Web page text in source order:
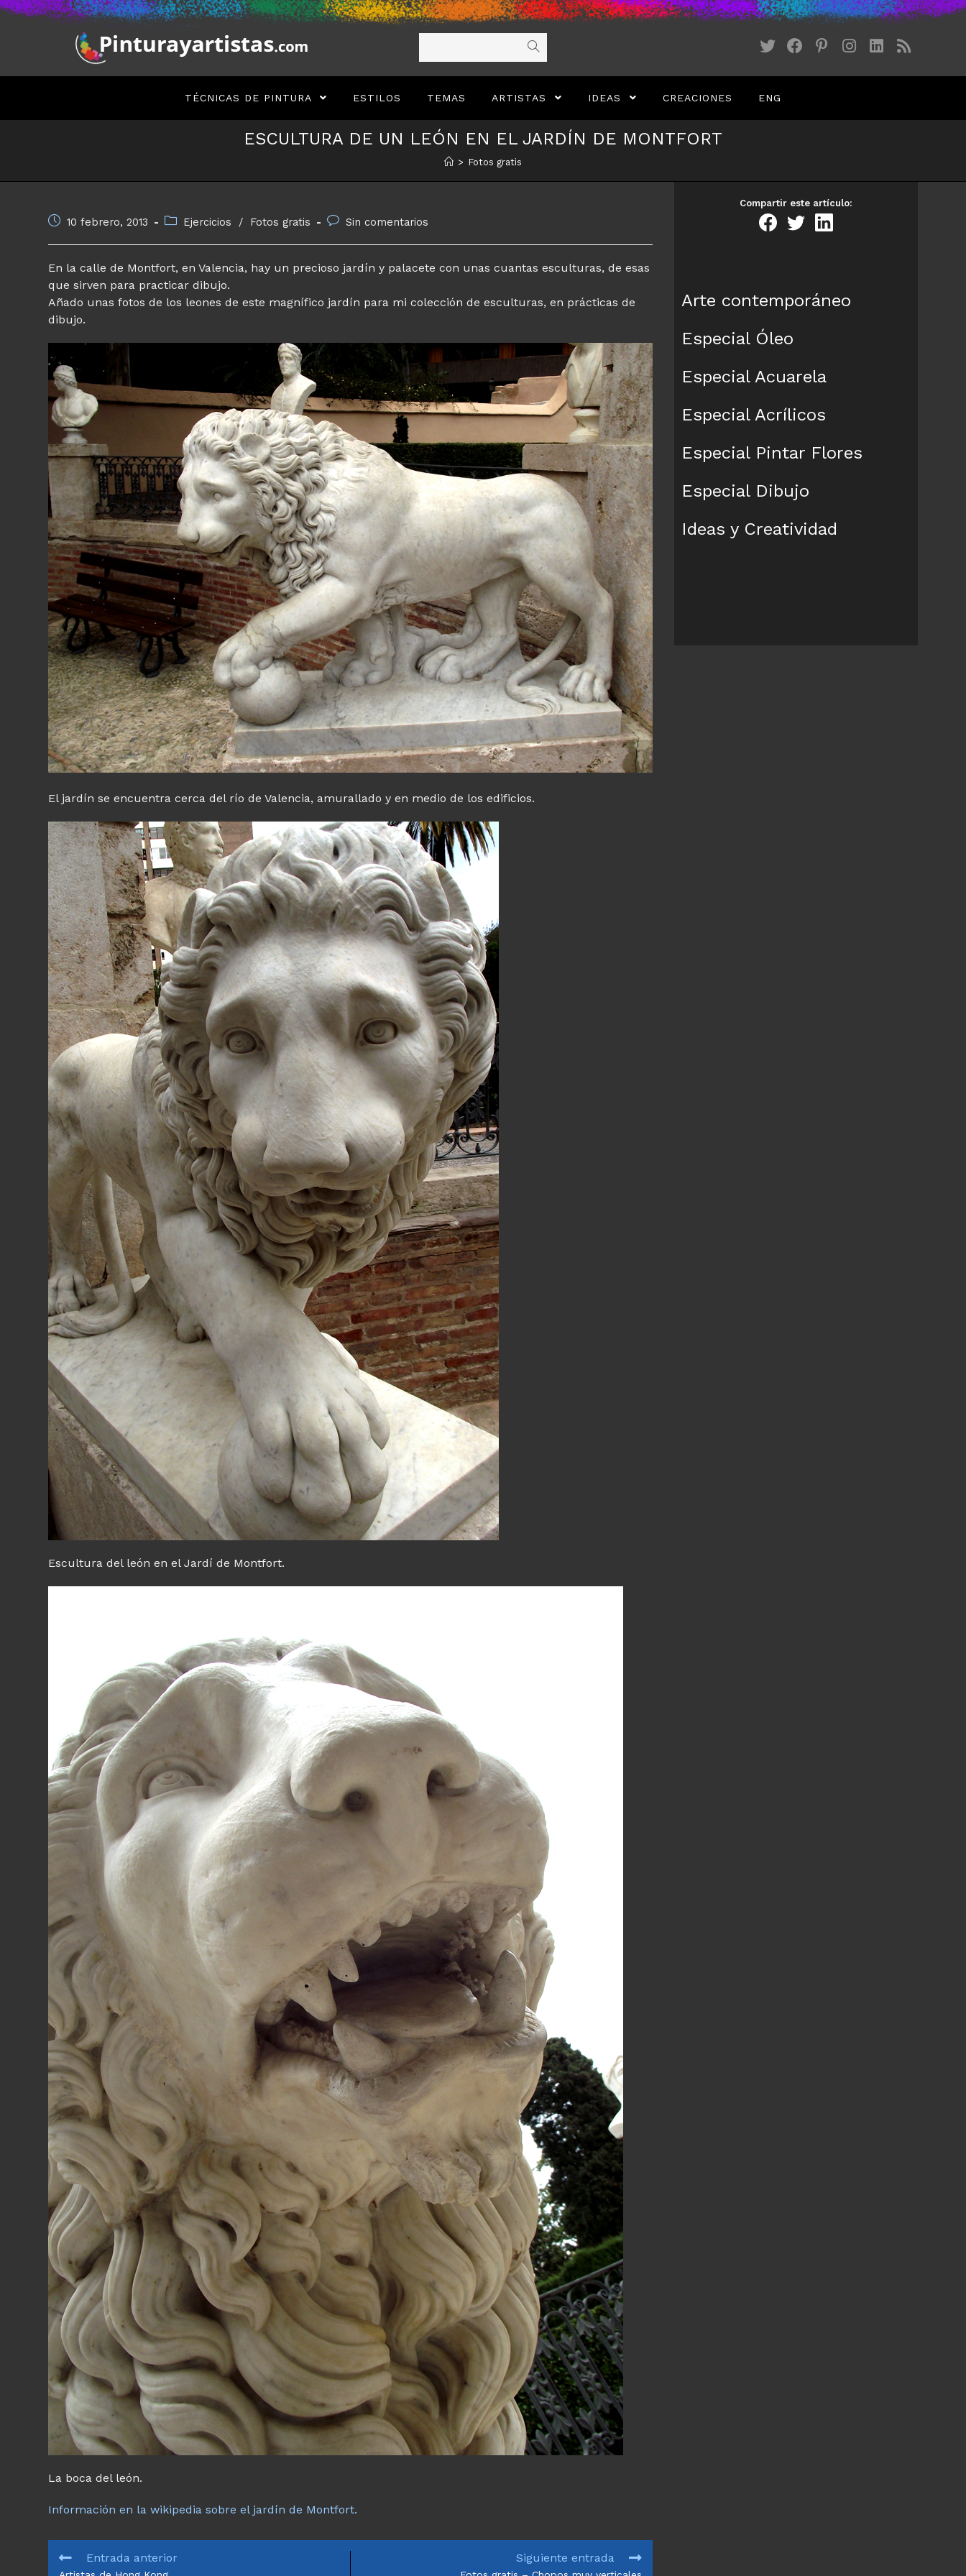
Saltar
TÉCNICAS DE PINTURA ESTILOS TEMAS ARTISTAS IDEAS CREACIONES ENG
ESCULTURA DE UN LEÓN EN EL JARDÍN DE MONTFORT
> Fotos gratis
Publicación
entrada:
10 febrero, 2013
Categoría
entrada:
Ejercicios / Fotos gratis
Comentarios
entrada:
Sin comentarios
En la calle de Montfort, en Valencia, hay un precioso jardín y palacete con unas cuantas esculturas, de esas
que sirven para practicar dibujo.
Añado unas fotos de los leones de este magnífico jardín para mi colección de esculturas, en prácticas de
dibujo.
El jardín se encuentra cerca del río de Valencia, amurallado y en medio de los edificios.
Escultura del león en el Jardí de Montfort.
La boca del león.
Información en la wikipedia sobre el jardín de Montfort.
LEER
Entrada anterior Siguiente entrada
Compartir este artículo:
Arte contemporáneo
Especial Óleo
Especial Acuarela
Especial Acrílicos
Especial Pintar Flores
Especial Dibujo
Ideas y Creatividad